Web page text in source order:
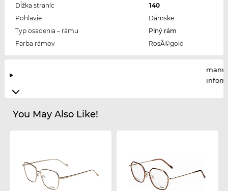
Dĺžka straníc
140
Pohlavie
Dámske
Typ osadenia – rámu
Plný rám
Farba rámov
RosÃ©gold
You May Also Like!